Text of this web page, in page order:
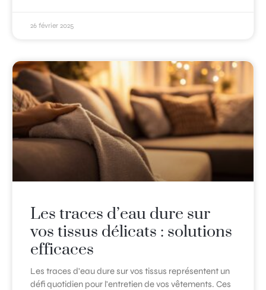
26 février 2025
Les traces d’eau dure sur
vos tissus délicats : solutions
efficaces
Les traces d'eau dure sur vos tissus représentent un
défi quotidien pour l'entretien de vos vêtements. Ces